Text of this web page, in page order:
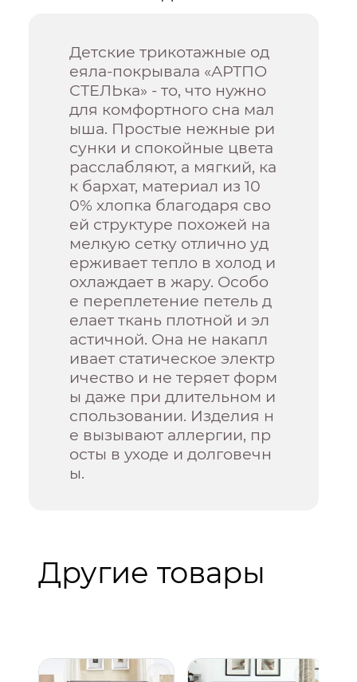
Детские трикотажные од
еяла-покрывала «АРТПО
СТЕЛЬка» - то, что нужно
для комфортного сна мал
ыша. Простые нежные ри
сунки и спокойные цвета
расслабляют, а мягкий, ка
к бархат, материал из 10
0% хлопка благодаря сво
ей структуре похожей на
мелкую сетку отлично уд
ерживает тепло в холод и
охлаждает в жару. Особо
е переплетение петель д
елает ткань плотной и эл
астичной. Она не накапл
ивает статическое электр
ичество и не теряет форм
ы даже при длительном и
спользовании. Изделия н
е вызывают аллергии, пр
осты в уходе и долговечн
ы.
Другие товары